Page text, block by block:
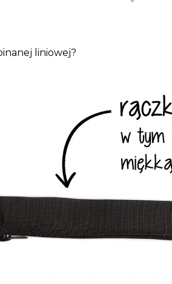
liniowej?